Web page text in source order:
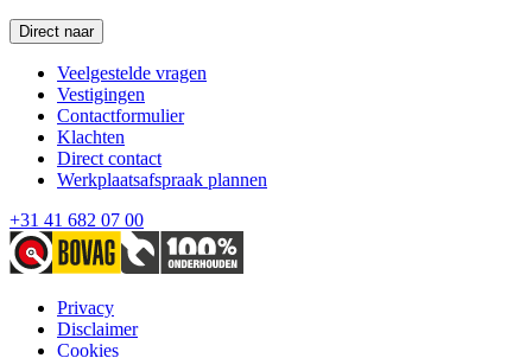
Direct naar
Veelgestelde vragen
Vestigingen
Contactformulier
Klachten
Direct contact
Werkplaatsafspraak plannen
+31 41 682 07 00
Privacy
Disclaimer
Cookies